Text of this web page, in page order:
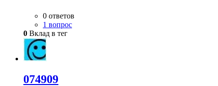
0 ответов
1 вопрос
0 Вклад в тег
074909